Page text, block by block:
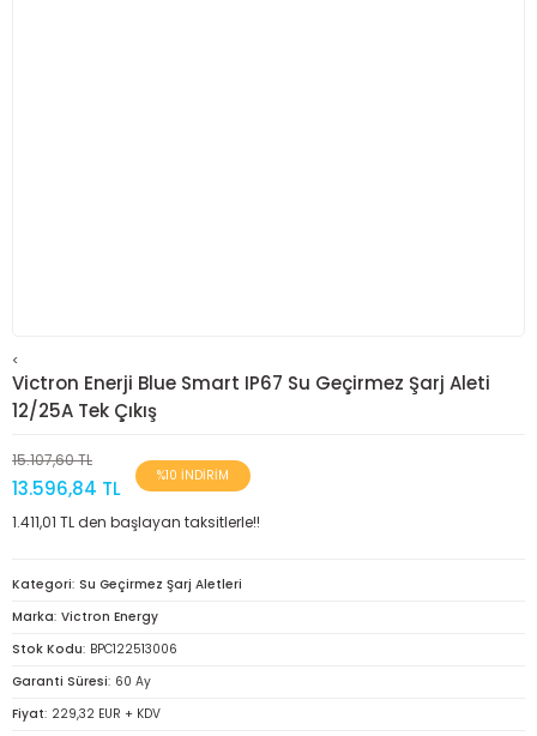
<
Victron Enerji Blue Smart IP67 Su Geçirmez Şarj Aleti
12/25A Tek Çıkış
15.107,60 TL
13.596,84 TL
%10 İNDİRİM
1.411,01 TL den başlayan taksitlerle!!
Kategori Su Geçirmez Şarj Aletleri
Marka Victron Energy
Stok Kodu BPC122513006
Garanti Süresi 60 Ay
Fiyat 229,32 EUR + KDV